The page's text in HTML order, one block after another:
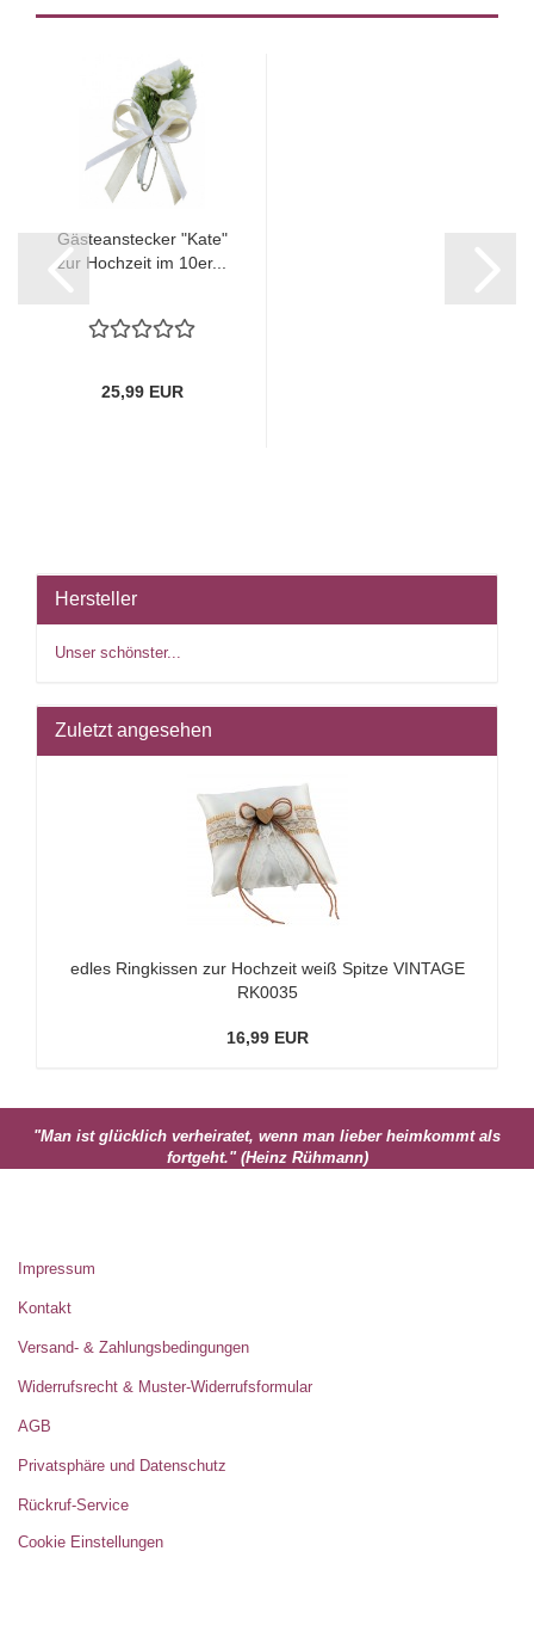
Gästeanstecker "Kate"
zur Hochzeit im 10er...
25,99 EUR
Hersteller
Unser schönster...
Zuletzt angesehen
edles Ringkissen zur Hochzeit weiß Spitze VINTAGE
RK0035
16,99 EUR
"Man ist glücklich verheiratet, wenn man lieber heimkommt als
fortgeht." (Heinz Rühmann)
Impressum
Kontakt
Versand- & Zahlungsbedingungen
Widerrufsrecht & Muster-Widerrufsformular
AGB
Privatsphäre und Datenschutz
Rückruf-Service
Cookie Einstellungen